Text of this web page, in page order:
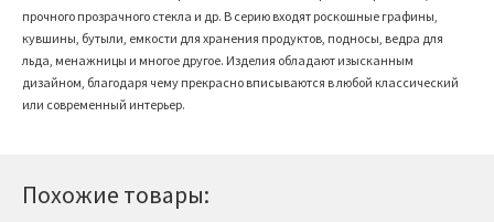
Похожие товары:
прочного прозрачного стекла и др. В серию входят роскошные графины,
кувшины, бутыли, емкости для хранения продуктов, подносы, ведра для
льда, менажницы и многое другое. Изделия обладают изысканным
дизайном, благодаря чему прекрасно вписываются в любой классический
или современный интерьер.